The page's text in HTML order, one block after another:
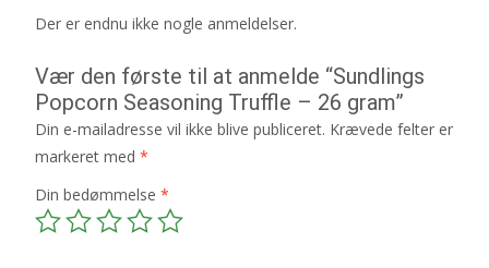
Der er endnu ikke nogle anmeldelser.
Vær den første til at anmelde “Sundlings
Popcorn Seasoning Truffle – 26 gram”
Din e-mailadresse vil ikke blive publiceret. Krævede felter er
markeret med *
Din bedømmelse *